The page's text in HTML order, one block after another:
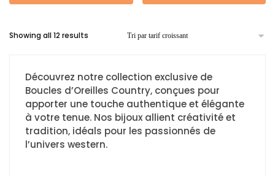
Showing all 12 results
Découvrez notre collection exclusive de
Boucles d’Oreilles Country, conçues pour
apporter une touche authentique et élégante
à votre tenue. Nos bijoux allient créativité et
tradition, idéals pour les passionnés de
l’univers western.